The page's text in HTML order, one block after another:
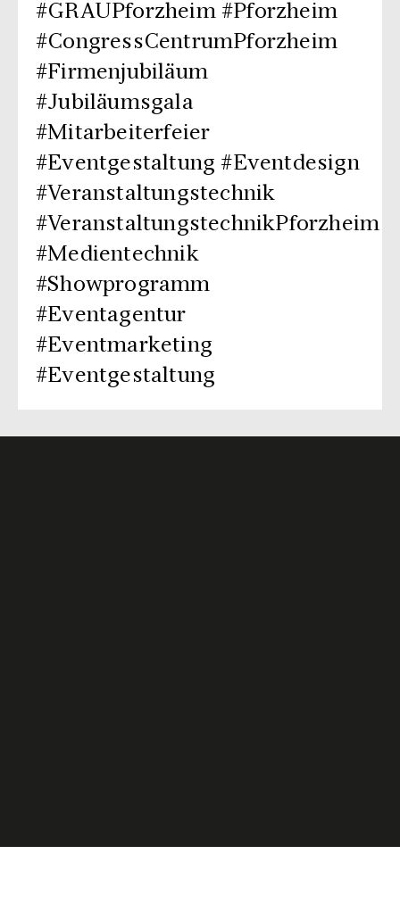
#GRAUPforzheim #Pforzheim
#CongressCentrumPforzheim
#Firmenjubiläum
#Jubiläumsgala
#Mitarbeiterfeier
#Eventgestaltung #Eventdesign
#Veranstaltungstechnik
#VeranstaltungstechnikPforzheim
#Medientechnik
#Showprogramm
#Eventagentur
#Eventmarketing
#Eventgestaltung